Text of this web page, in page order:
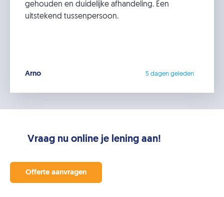
gehouden en duidelijke afhandeling. Een
uitstekend tussenpersoon.
Arno 5 dagen geleden
Vraag nu online je lening aan!
Offerte aanvragen